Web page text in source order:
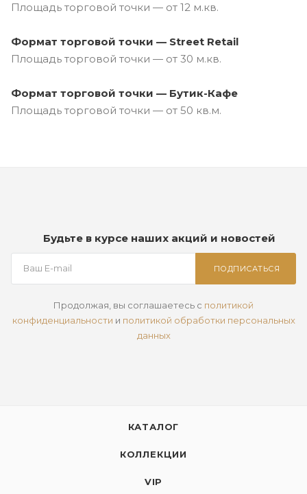
Площадь торговой точки — от 12 м.кв.
Формат торговой точки — Street Retail
Площадь торговой точки — от 30 м.кв.
Формат торговой точки — Бутик-Кафе
Площадь торговой точки — от 50 кв.м.
Будьте в курсе наших акций и новостей
ПОДПИСАТЬСЯ
Продолжая, вы соглашаетесь с политикой
конфиденциальности и политикой обработки персональных
данных
КАТАЛОГ
КОЛЛЕКЦИИ
VIP